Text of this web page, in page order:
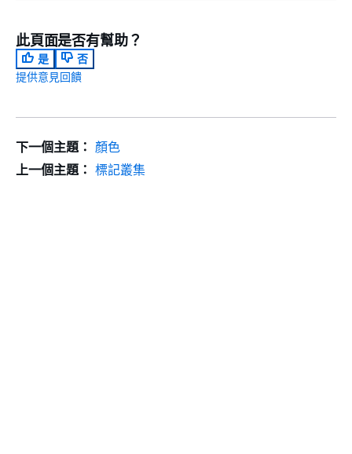
此頁面是否有幫助？
是
否
提供意見回饋
下一個主題： 顏色
上一個主題： 標記叢集